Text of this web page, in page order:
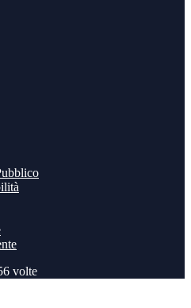
volte